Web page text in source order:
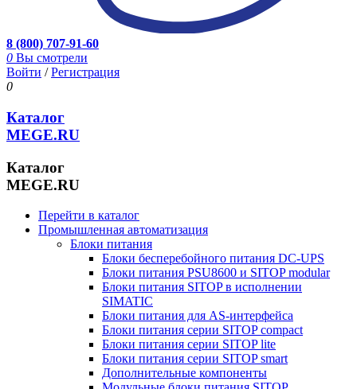
8 (800) 707-91-60
0 Вы смотрели
Войти /Регистрация
0
Каталог
MEGE.RU
Каталог
MEGE.RU
Перейти в каталог
Промышленная автоматизация
Блоки питания
Блоки бесперебойного питания DC-UPS
Блоки питания PSU8600 и SITOP modular
Блоки питания SITOP в исполнении
SIMATIC
Блоки питания для AS-интерфейса
Блоки питания серии SITOP compact
Блоки питания серии SITOP lite
Блоки питания серии SITOP smart
Дополнительные компоненты